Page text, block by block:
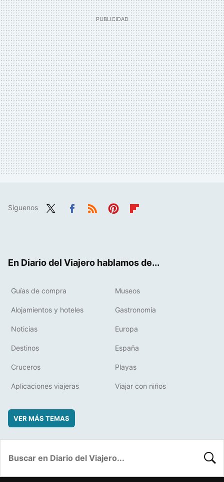
Síguenos
En Diario del Viajero hablamos de...
Guías de compra Museos
Alojamientos y hoteles Gastronomía
Noticias Europa
Destinos España
Cruceros Playas
Aplicaciones viajeras Viajar con niños
VER MÁS TEMAS